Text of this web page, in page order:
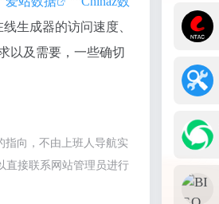
生成器的访问速度、
以及需要，一些确切
指向，不由上班人导航实
直接联系网站管理员进行